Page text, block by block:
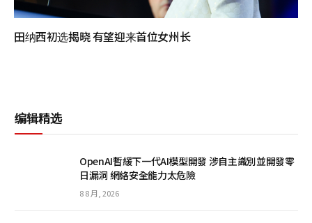
田纳西初选揭晓 有望迎来首位女州长
编辑精选
OpenAI暫緩下一代AI模型開發 涉自主識別並開發零
日漏洞 網絡安全能力太危險
8 8 月, 2026